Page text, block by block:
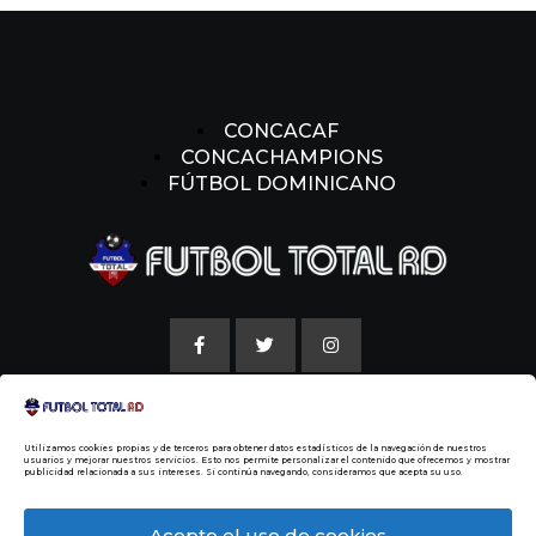
Utilizamos cookies propias y de terceros para obtener datos estadísticos de la navegación de nuestros
usuarios y mejorar nuestros servicios. Esto nos permite personalizar el contenido que ofrecemos y mostrar
publicidad relacionada a sus intereses. Si continúa navegando, consideramos que acepta su uso.
CONCACAF
CONCACHAMPIONS
FÚTBOL DOMINICANO
POLITICAS DE COOKIE